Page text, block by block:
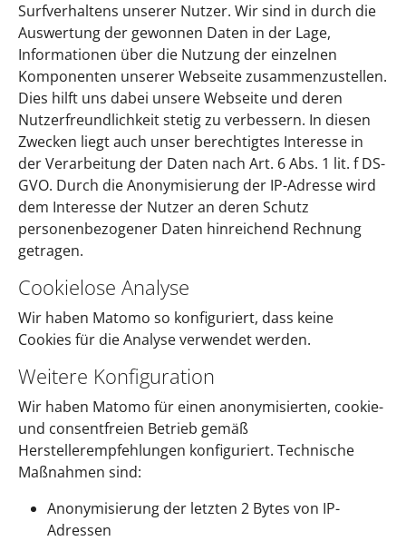
Surfverhaltens unserer Nutzer. Wir sind in durch die
Auswertung der gewonnen Daten in der Lage,
Informationen über die Nutzung der einzelnen
Komponenten unserer Webseite zusammenzustellen.
Dies hilft uns dabei unsere Webseite und deren
Nutzerfreundlichkeit stetig zu verbessern. In diesen
Zwecken liegt auch unser berechtigtes Interesse in
der Verarbeitung der Daten nach Art. 6 Abs. 1 lit. f DS-
GVO. Durch die Anonymisierung der IP-Adresse wird
dem Interesse der Nutzer an deren Schutz
personenbezogener Daten hinreichend Rechnung
getragen.
Cookielose Analyse
Wir haben Matomo so konfiguriert, dass keine
Cookies für die Analyse verwendet werden.
Weitere Konfiguration
Wir haben Matomo für einen anonymisierten, cookie-
und consentfreien Betrieb gemäß
Herstellerempfehlungen konfiguriert. Technische
Maßnahmen sind:
Anonymisierung der letzten 2 Bytes von IP-
Adressen